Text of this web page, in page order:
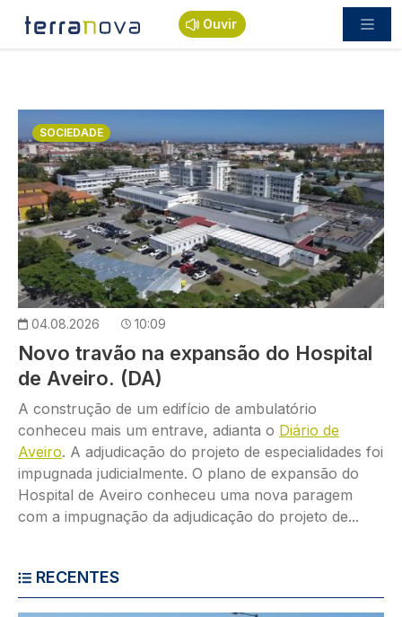
Passar para o conteúdo principal
Ouvir
Imagem
SOCIEDADE
04.08.2026 10:09
Novo travão na expansão do Hospital
de Aveiro. (DA)
A construção de um edifício de ambulatório
conheceu mais um entrave, adianta o Diário de
Aveiro. A adjudicação do projeto de especialidades foi
impugnada judicialmente. O plano de expansão do
Hospital de Aveiro conheceu uma nova paragem
com a impugnação da adjudicação do projeto de...
RECENTES